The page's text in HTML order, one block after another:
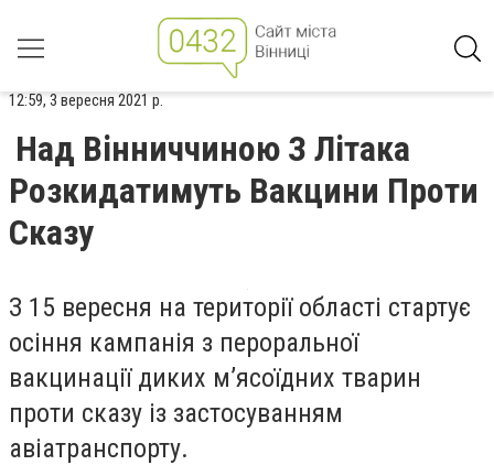
12:59, 3 вересня 2021 р.
Над Вінниччиною З Літака
Розкидатимуть Вакцини Проти
Сказу
З 15 вересня на території області стартує
осіння кампанія з пероральної
вакцинації диких м’ясоїдних тварин
проти сказу із застосуванням
авіатранспорту.